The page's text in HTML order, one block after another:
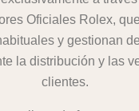
Oficiales Rolex,
y gestionan
la distribución y las
clientes.